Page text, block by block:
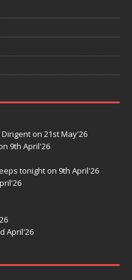
Dirigent on 21st May'26
9th April'26
tonight on 9th April'26
April'26